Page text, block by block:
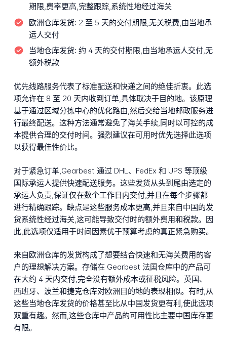
期限,费率更高,完整跟踪,系统性地经过海关
欧洲仓库发货: 2 至 5 天的交付期限,无关税费,由当地承
运人交付
当地仓库发货: 约 4 天的交付期限,由当地承运人交付,无
额外税款
优先线路服务代表了标准配送和快递之间的绝佳折衷。此选
项允许在 8 至 20 天内收到订单,具体取决于目的地。该原理
基于通过区域分拣中心的优化路由,然后交给当地邮政服务进
行最终配送。这种方法通常避免了海关手续,同时以可控的成
本提供合理的交付时间。强烈建议在可用时优先选择此选项
以获得最佳性价比。
对于紧急订单,Gearbest 通过 DHL、FedEx 和 UPS 等顶级
国际承运人提供快速配送服务。这些发货从头到尾由选定的
承运人负责,保证仅在数个工作日内交付,并且在每个步骤都
进行精确跟踪。缺点是这些服务成本更高,并且来自中国的发
货系统性经过海关,这可能导致交付时的额外费用和税款。因
此,此选项仅适用于时间因素优于预算考虑的真正紧急购买。
来自欧洲仓库的发货构成了想要结合快速和无海关费用的客
户的理想解决方案。存储在 Gearbest 法国仓库中的产品可
在大约 4 天内交付,完全没有额外成本或征税风险。英国、
西班牙、波兰和捷克仓库对欧洲目的地的表现相似。有时,从
这些当地仓库发货的价格甚至比从中国发货更有利,使此选项
双重有趣。然而,这些仓库中产品的可用性比主要中国库存更
有限。